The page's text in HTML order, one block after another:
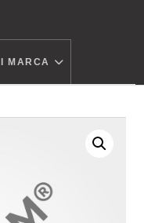
MARCA